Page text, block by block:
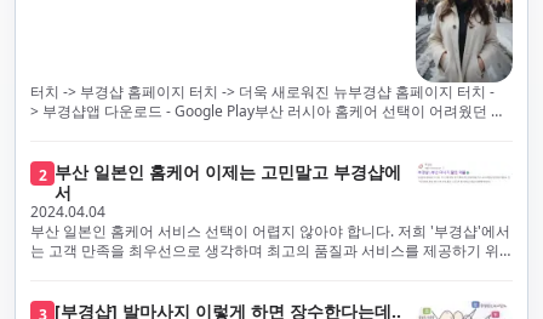
터치 -> 부경샵 홈페이지 터치 -> 더욱 새로워진 뉴부경샵 홈페이지 터치 -
> 부경샵앱 다운로드 - Google Play부산 러시아 홈케어 선택이 어려웠던 시
스의 모든 과정을 후불제로 운영합니다. 이는 고객님의 최대 편의를 보장하
기 위한 부경샵의 약속입니다.부경샵은 현장에서 바로 고객님께 서비스를
제공하는 깨끗하고 전문적으로 훈련된 관리사들을 다수 보유하고 있음을 자
랑스럽게 생각합니다. 이는 프리미엄 부산 러시아 홈케어 경험을 제공하기
위한 부경샵의 노력의 일환입니다.현 시대의 불확실성 속에서, 안전은 부경
하고 개인의 건강 상태를 지속적으로 모니터링합니다.예약금을 요구하는 업
2 부산 일본인 홈케어 이제는 고민말고 부경샵에
서
2024.04.04
부산 일본인 홈케어 서비스 선택이 어렵지 않아야 합니다. 저희 '부경샵'에서
는 고객 만족을 최우선으로 생각하며 최고의 품질과 서비스를 제공하기 위
프리미엄 부산 일본인 홈케어 경험을 제공하고자 현장에서 직접 깨끗하고
3 [부경샵] 발마사지 이렇게 하면 장수한다는데..